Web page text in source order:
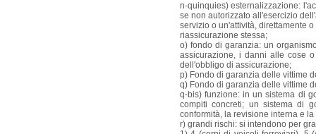
n-quinquies) esternalizzazione:
se non autorizzato all'esercizio
servizio o un'attività, direttamente
riassicurazione stessa;
o) fondo di garanzia: un
assicurazione, i danni alle cose
dell'obbligo di assicurazione;
p) Fondo di garanzia delle vittime
q) Fondo di garanzia delle vittime
q-bis) funzione: in un sistema di
compiti concreti; un sistema di
conformità, la revisione interna e
r) grandi rischi: si intendono per